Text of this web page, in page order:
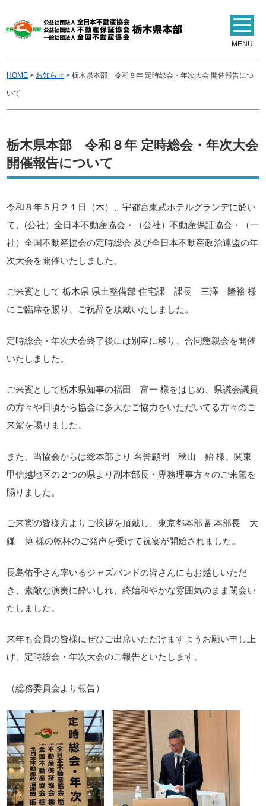
MENU
HOME > お知らせ >栃木県本部 令和８年 定時総会・年次大会 開催報告につ
いて
栃木県本部 令和８年 定時総会・年次大会
開催報告について
令和８年５月２１日（木）、宇都宮東武ホテルグランデに於い
て、 (公社）全日本不動産協会・（公社）不動産保証協会・（一
社）全国不動産協会の定時総会 及び全日本不動産政治連盟の年
次大会を開催いたしました。
ご来賓として 栃木県 県土整備部 住宅課 課長 三澤 隆裕 様
にご臨席を賜り、ご祝辞を頂戴いたしました。
定時総会・年次大会終了後には別室に移り、合同懇親会を開催
いたしました。
ご来賓として栃木県知事の福田 富一 様をはじめ、県議会議員
の方々や日頃から協会に多大なご協力をいただいてる方々のご
来駕を賜りました。
また、当協会からは総本部より 名誉顧問 秋山 始 様、関東
甲信越地区の２つの県より副本部長・専務理事方々のご来駕を
賜りました。
ご来賓の皆様方よりご挨拶を頂戴し、東京都本部 副本部長 大
鎌 博 様の乾杯のご発声を受けて祝宴が開始されました。
長島佑季さん率いるジャズバンドの皆さんにもお越しいただ
き、素敵な演奏に酔いしれ、終始和やかな雰囲気のまま閉会い
たしました。
来年も会員の皆様にぜひご出席いただけますようお願い申し上
げ、定時総会・年次大会のご報告といたします。
（総務委員会より報告）